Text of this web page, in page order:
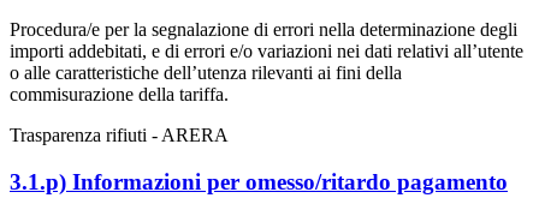
Procedura/e per la segnalazione di errori nella determinazione degli
importi addebitati, e di errori e/o variazioni nei dati relativi all’utente
o alle caratteristiche dell’utenza rilevanti ai fini della
commisurazione della tariffa.
Trasparenza rifiuti - ARERA
3.1.p) Informazioni per omesso/ritardo pagamento